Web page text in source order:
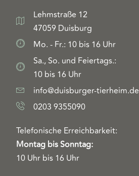
Lehmstraße 12
47059 Duisburg
Mo. - Fr.: 10 bis 16 Uhr
Sa., So. und Feiertags.:
10 bis 16 Uhr
info@duisburger-tierheim.de
0203 9355090
Telefonische Erreichbarkeit:
Montag bis Sonntag:
10 Uhr bis 16 Uhr